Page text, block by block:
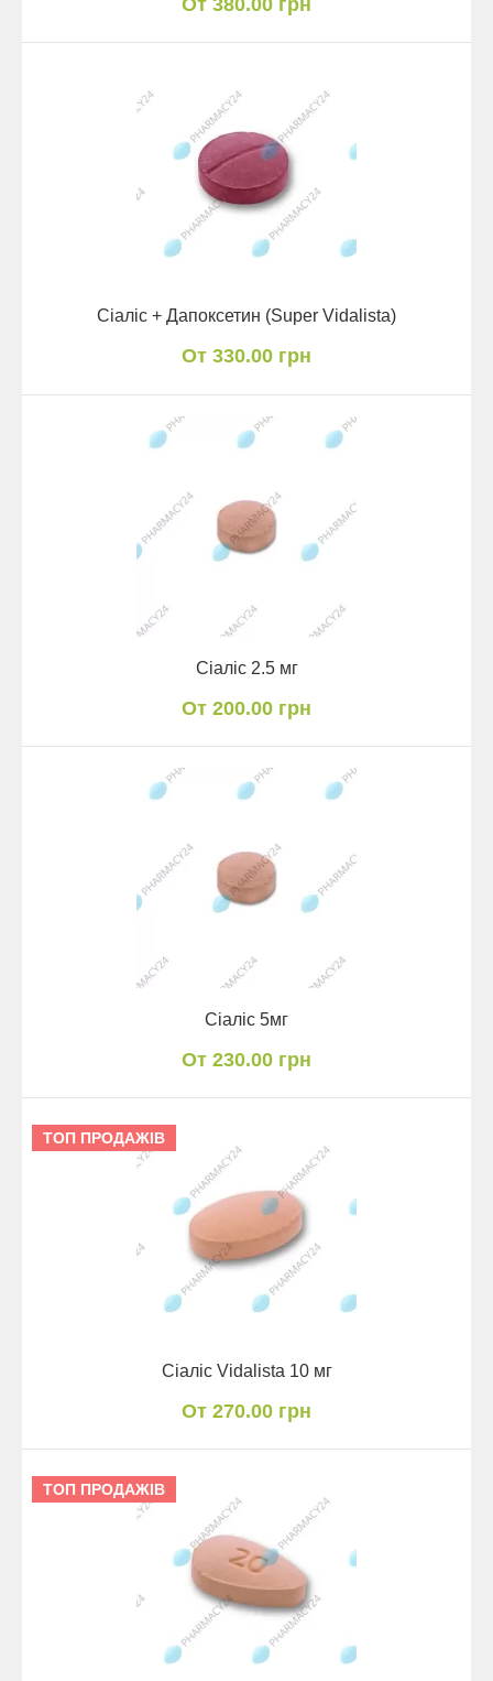
Сіаліс + Дапоксетин (Super Vidalista)
От 330.00 грн
Сіаліс 2.5 мг
От 200.00 грн
Сіаліс 5мг
От 230.00 грн
ТОП ПРОДАЖІВ
Сіаліс Vidalista 10 мг
От 270.00 грн
ТОП ПРОДАЖІВ